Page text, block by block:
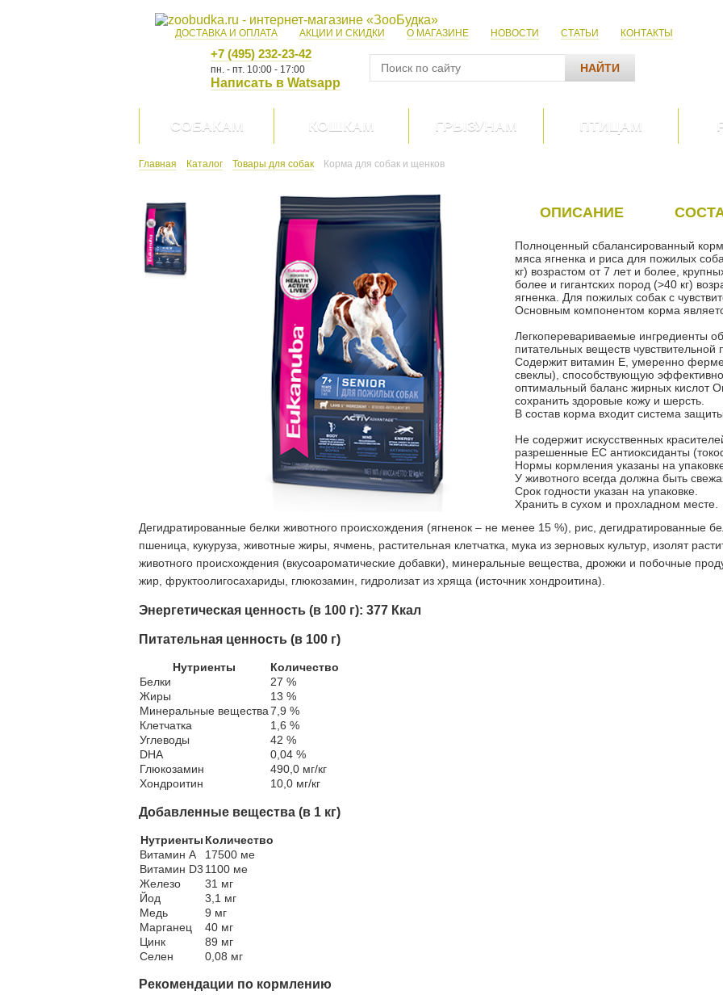
ДОСТАВКА И ОПЛАТА АКЦИИ И СКИДКИ О МАГАЗИНЕ НОВОСТИ СТАТЬИ КОНТАКТЫ
+7 (495) 232-23-42
пн. - пт. 10:00 - 17:00
Написать в Watsapp
НАЙТИ
СОБАКАМ КОШКАМ ГРЫЗУНАМ ПТИЦАМ
Главная Каталог Товары для собак Корма для собак и щенков
ОПИСАНИЕ
Полноценный сбалансированный
мяса ягненка и риса для пожилых
кг) возрастом от 7 лет и более,
более и гигантских пород (>40 кг)
ягненка. Для пожилых собак с
Основным компонентом корма
Легкоперевариваемые ингредиенты
питательных веществ
Содержит витамин Е, умеренно
свеклы), способствующую
оптимальный баланс жирных кислот
сохранить здоровые кожу и шерсть.
В состав корма входит система
Не содержит искусственных
разрешенные ЕС антиоксиданты
Нормы кормления указаны на
У животного всегда должна быть
Срок годности указан на упаковке.
Хранить в сухом и прохладном месте.
Дегидратированные белки животного происхождения (ягненок – не менее 15 %), рис, дегидратированные
пшеница, кукуруза, животные жиры, ячмень, растительная клетчатка, мука из зерновых культур, изолят
животного происхождения (вкусоароматические добавки), минеральные вещества, дрожжи и побочные
жир, фруктоолигосахариды, глюкозамин, гидролизат из хряща (источник хондроитина).
Энергетическая ценность (в 100 г): 377 Ккал
Питательная ценность (в 100 г)
Нутриенты
Количество
Белки
27 %
Жиры
13 %
Минеральные вещества7,9 %
Клетчатка
1,6 %
Углеводы
42 %
DHA
0,04 %
Глюкозамин
490,0 мг/кг
Хондроитин
10,0 мг/кг
Добавленные вещества (в 1 кг)
Нутриенты Количество
Витамин А
17500 ме
Витамин D3 1100 ме
Железо
31 мг
Йод
3,1 мг
Медь
9 мг
Марганец
40 мг
Цинк
89 мг
Селен
0,08 мг
Рекомендации по кормлению